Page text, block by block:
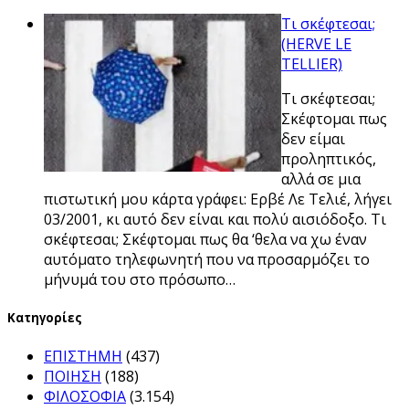
Τι σκέφτεσαι;
(HERVE LE
TELLIER)
Τι σκέφτεσαι;
Σκέφτομαι πως
δεν είμαι
προληπτικός,
αλλά σε μια
πιστωτική μου κάρτα γράφει: Ερβέ Λε Τελιέ, λήγει
03/2001, κι αυτό δεν είναι και πολύ αισιόδοξο. Τι
σκέφτεσαι; Σκέφτομαι πως θα ‘θελα να χω έναν
αυτόματο τηλεφωνητή που να προσαρμόζει το
μήνυμά του στο πρόσωπο…
Kατηγορίες
ΕΠΙΣΤΗΜΗ (437)
ΠΟΙΗΣΗ (188)
ΦΙΛΟΣΟΦΙΑ(3.154)